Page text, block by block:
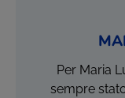
Per Maria
sempre